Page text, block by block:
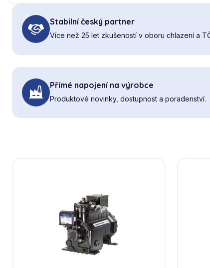
Stabilní český partner
Více než 25 let zkušeností v oboru chlazení a
Přímé napojení na výrobce
Produktové novinky, dostupnost a poradenství.